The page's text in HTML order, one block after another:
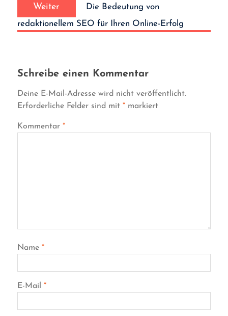
Weiter
Die Bedeutung von
redaktionellem SEO für Ihren Online-Erfolg
Schreibe einen Kommentar
Deine E-Mail-Adresse wird nicht veröffentlicht.
Erforderliche Felder sind mit *markiert
Kommentar *
Name *
E-Mail *